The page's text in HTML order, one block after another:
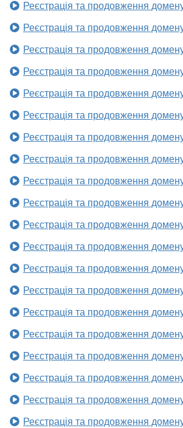
Реєстрація та продовження
Реєстрація та продовження
Реєстрація та продовження
Реєстрація та продовження
Реєстрація та продовження
Реєстрація та продовження
Реєстрація та продовження
Реєстрація та продовження
Реєстрація та продовження
Реєстрація та продовження
Реєстрація та продовження
Реєстрація та продовження
Реєстрація та продовження
Реєстрація та продовження
Реєстрація та продовження
Реєстрація та продовження
Реєстрація та продовження
Реєстрація та продовження
Реєстрація та продовження
Реєстрація та продовження